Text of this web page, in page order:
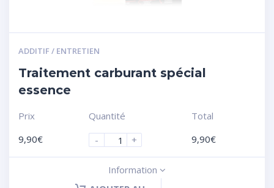
ADDITIF / ENTRETIEN
Traitement carburant spécial
essence
Prix
9,90€
Quantité
-
+
Total
9,90€
Information